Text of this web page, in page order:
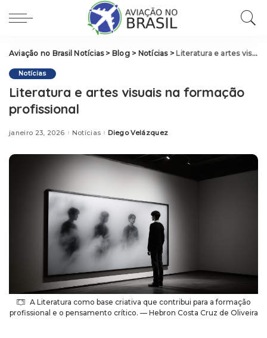
Aviação no Brasil Notícias> Blog> Notícias> Literatura e artes visuais na formação profissional
Notícias
Literatura e artes visuais na formação
profissional
janeiro 23, 2026 NotíciasPosted
Diego Velázquez
A Literatura como base criativa que contribui para a formação
profissional e o pensamento crítico. — Hebron Costa Cruz de Oliveira